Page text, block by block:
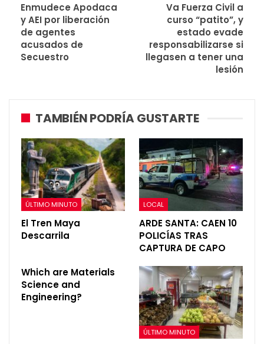
Enmudece Apodaca
y AEI por liberación
de agentes
acusados de
Secuestro
Va Fuerza Civil a
curso “patito”, y
estado evade
responsabilizarse si
llegasen a tener una
lesión
TAMBIÉN PODRÍA GUSTARTE
ÚLTIMO MINUTO
El Tren Maya
Descarrila
LOCAL
ARDE SANTA: CAEN 10
POLICÍAS TRAS
CAPTURA DE CAPO
Which are Materials
Science and
Engineering?
ÚLTIMO MINUTO